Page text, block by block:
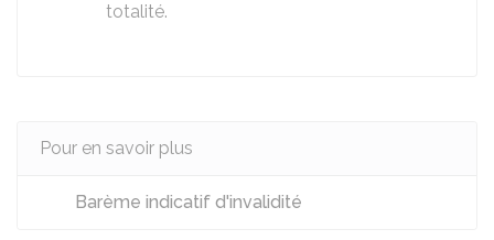
totalité.
Pour en savoir plus
Barème indicatif d'invalidité